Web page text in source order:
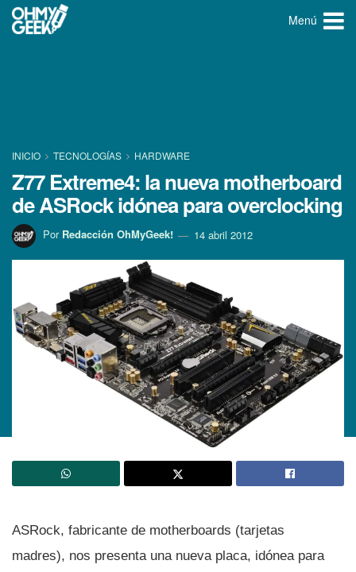
Menú
INICIO TECNOLOGÍ­AS HARDWARE
Z77 Extreme4: la nueva motherboard
de ASRock idónea para overclocking
Por Redacción OhMyGeek! 14 abril 2012
ASRock, fabricante de motherboards (tarjetas
madres), nos presenta una nueva placa, idónea para